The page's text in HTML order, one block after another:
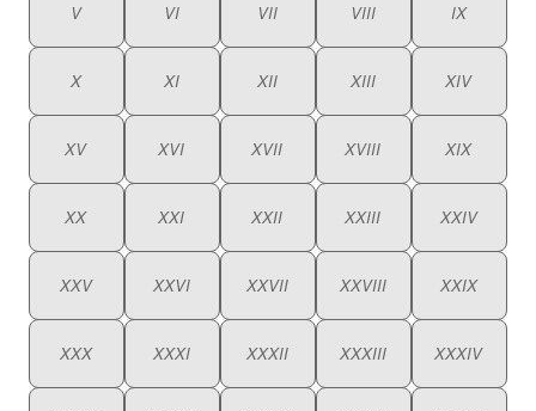
V VI VII VIII IX
X XI XII XIII XIV
XV XVI XVII XVIII XIX
XX XXI XXII XXIII XXIV
XXV XXVI XXVII XXVIII XXIX
XXX XXXI XXXII XXXIII XXXIV